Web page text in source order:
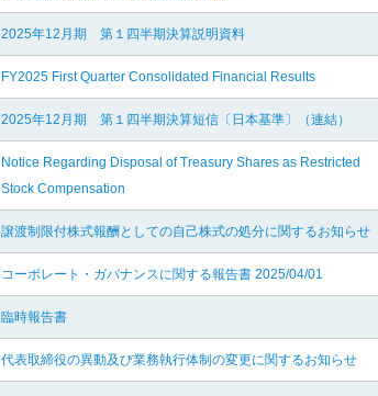
2025年12月期 第１四半期決算説明資料
FY2025 First Quarter Consolidated Financial Results
2025年12月期 第１四半期決算短信〔日本基準〕（連結）
Notice Regarding Disposal of Treasury Shares as Restricted
Stock Compensation
譲渡制限付株式報酬としての自己株式の処分に関するお知らせ
コーポレート・ガバナンスに関する報告書 2025/04/01
臨時報告書
代表取締役の異動及び業務執行体制の変更に関するお知らせ